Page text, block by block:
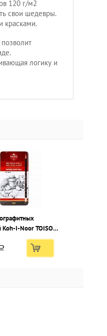
120 г/м2
свои шедевры.
красками.
логику и
Koh-I-Noor TOISON
12 шт 8В-8Н